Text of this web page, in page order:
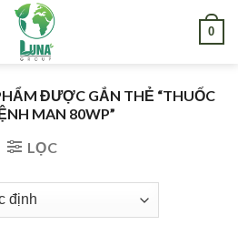
0
ĐƯỢC GẮN THẺ “THUỐC
MAN 80WP”
LỌC